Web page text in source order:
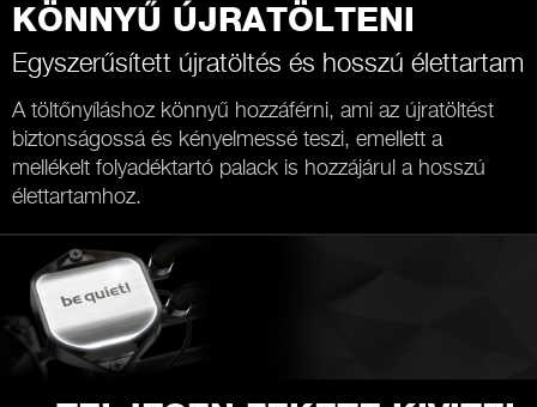
KÖNNYŰ ÚJRATÖLTENI
Egyszerűsített újratöltés és hosszú élettartam
A töltőnyíláshoz könnyű hozzáférni, ami az újratöltést
biztonságossá és kényelmessé teszi, emellett a
mellékelt folyadéktartó palack is hozzájárul a hosszú
élettartamhoz.